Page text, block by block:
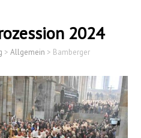
2024
>Allgemein > Bamberger